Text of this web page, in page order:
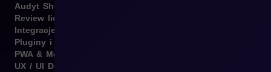
Audyt Shopware
Review licencji Shopware
Integracje Shopware
Pluginy i template
PWA & Mobile
UX / UI Design